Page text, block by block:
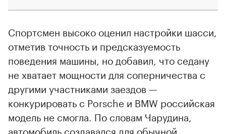
00:00 / 00:00
Спортсмен высоко оценил настройки шасси,
отметив точность и предсказуемость
поведения машины, но добавил, что седану
не хватает мощности для соперничества с
другими участниками заездов —
конкурировать с Porsche и BMW российская
модель не смогла. По словам Чарудина,
автомобиль создавался для обычной